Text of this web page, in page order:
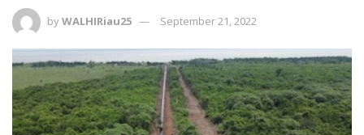
byWALHIRiau25 September 21, 2022